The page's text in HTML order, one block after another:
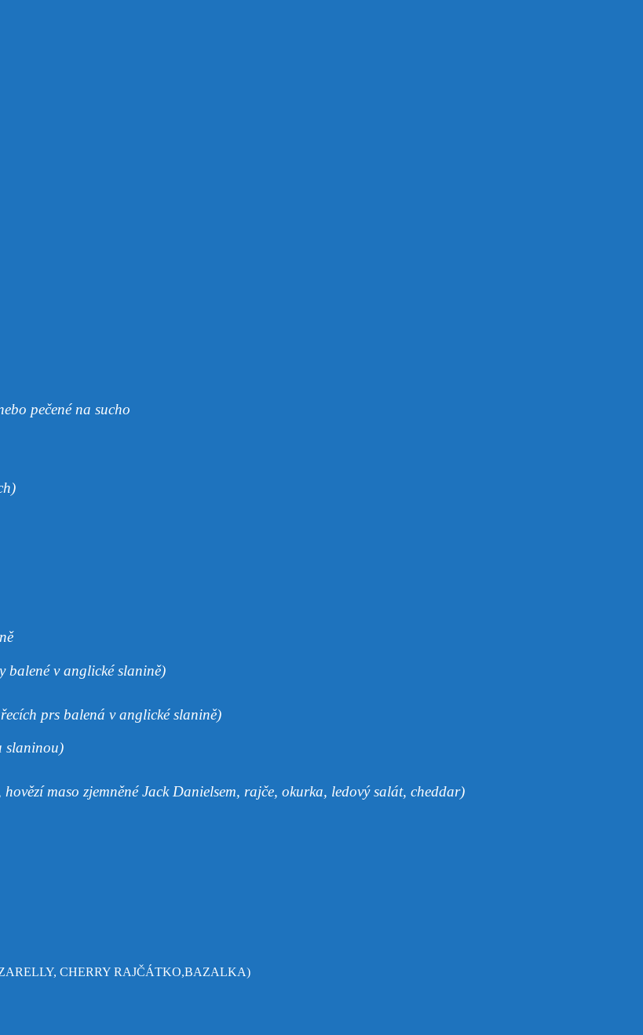
pečené na sucho
balené v anglické slanině)
prs balená v anglické slanině)
slaninou)
maso zjemněné Jack Danielsem, rajče, okurka, ledový salát, cheddar)
CHERRY RAJČÁTKO,BAZALKA)